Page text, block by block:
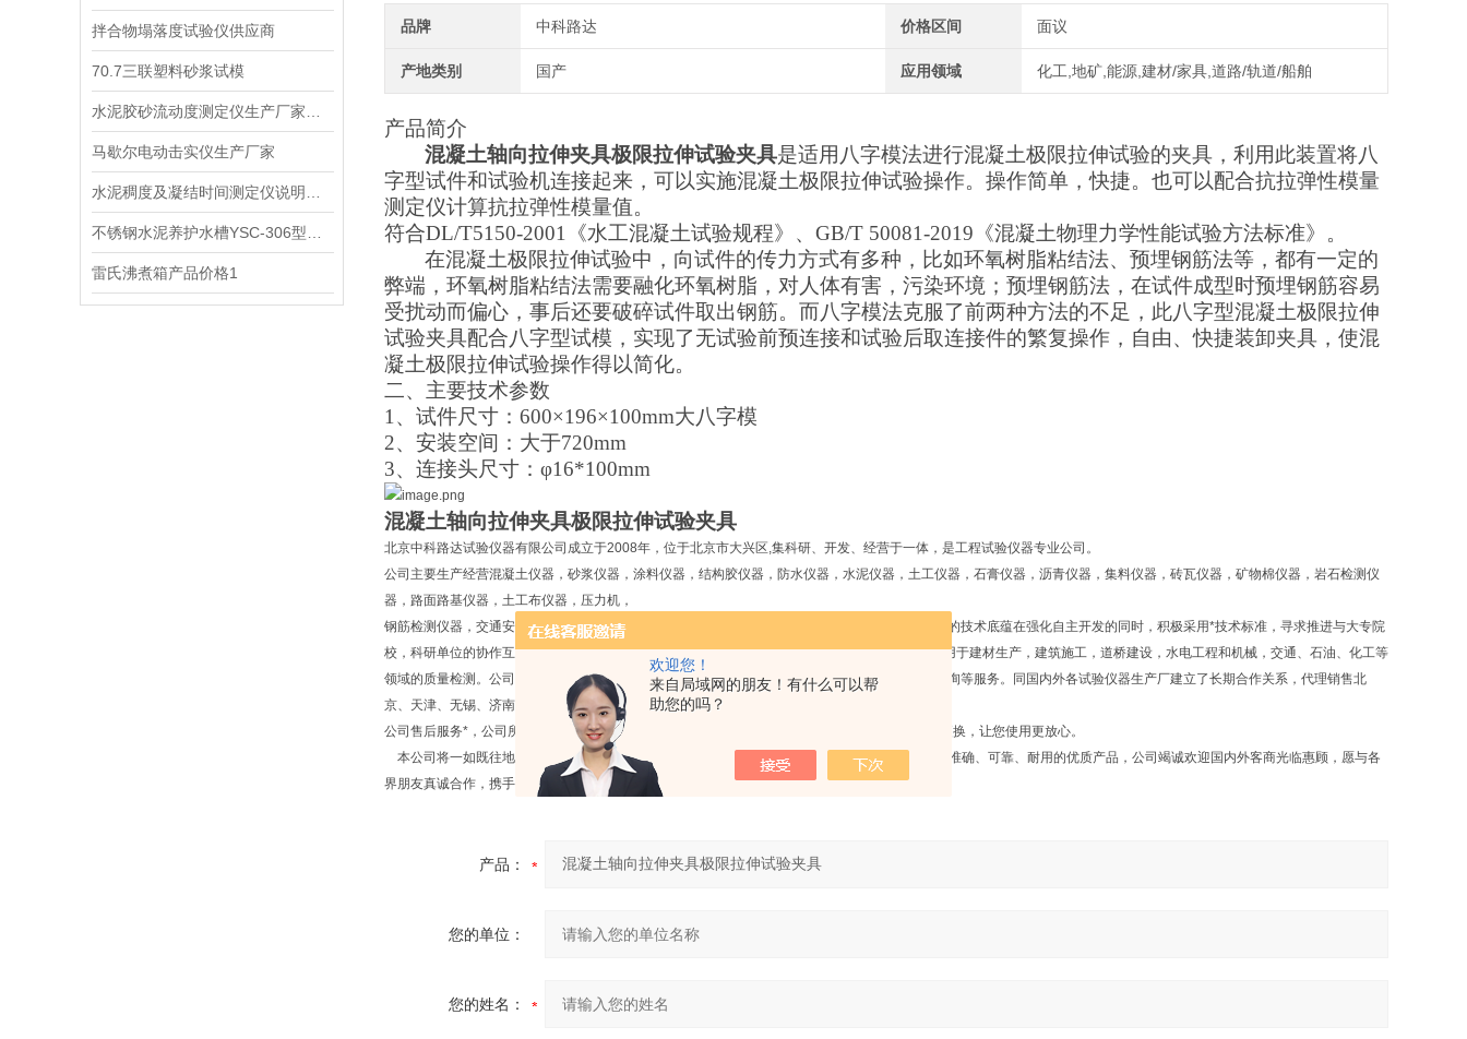
欢迎您！
来自局域网的朋友！有什么可以帮
助您的吗？
拌合物塌落度试验仪供应商
70.7三联塑料砂浆试模
马歇尔电动击实仪生产厂家
雷氏沸煮箱产品价格1
品牌 中科路达 价格区间 面议
产地类别 国产 应用领域 化工,地矿,能源,建材/家具,道路/轨道/船舶
产品简介
混凝土轴向拉伸夹具极限拉伸试验夹具是适用八字模法进行混凝土极限拉伸试验的夹具，利用此装置将八
字型试件和试验机连接起来，可以实施混凝土极限拉伸试验操作。操作简单，快捷。也可以配合抗拉弹性模量
测定仪计算抗拉弹性模量值。
符合DL/T5150-2001《水工混凝土试验规程》、GB/T 50081-2019《混凝土物理力学性能试验方法标准》。
在混凝土极限拉伸试验中，向试件的传力方式有多种，比如环氧树脂粘结法、预埋钢筋法等，都有一定的
弊端，环氧树脂粘结法需要融化环氧树脂，对人体有害，污染环境；预埋钢筋法，在试件成型时预埋钢筋容易
受扰动而偏心，事后还要破碎试件取出钢筋。而八字模法克服了前两种方法的不足，此八字型混凝土极限拉伸
试验夹具配合八字型试模，实现了无试验前预连接和试验后取连接件的繁复操作，自由、快捷装卸夹具，使混
凝土极限拉伸试验操作得以简化。
二、 主要技术参数
1、 试件尺寸： 600×196×100mm大八字模
2、安装空间：大于720mm
3、连接头尺寸：φ16*100mm
混凝土轴向拉伸夹具极限拉伸试验夹具
北京中科路达试验仪器有限公司成立于2008年，位于北京市大兴区,集科研、开发、经营于一体，是工程试验仪器专业公司。
公司主要生产经营混凝土仪器，砂浆仪器，涂料仪器，结构胶仪器，防水仪器，水泥仪器，土工仪器，石膏仪器，沥青仪器，集料仪器，砖瓦仪器，矿物棉仪器，岩石检测仪
器，路面路基仪器，土工布仪器，压力机，
钢筋检测仪器，交通安全仪器，管材检测仪器，电线电缆仪器，橡胶仪器等上千种产品。在以雄厚的技术底蕴在强化自主开发的同时，积极采用*技术标准，寻求推进与大专院
校，科研单位的协作互补，以实现新产品开发的高起点，产品不断*，不断更新。 公司产品已广泛用于建材生产，建筑施工，道桥建设，水电工程和机械，交通、石油、化工等
领域的质量检测。公司承接各种新建试验室的总体规划设计，仪器设备成套供应安装调试，技术咨询等服务。同国内外各试验仪器生产厂建立了长期合作关系，代理销售北
京、天津、无锡、济南等厂家的仪器设备，严把质量关，价格更优惠。
公司售后服务*，公司所售产品质保一年，大件产品均提供免费上门服务，小件产品通过快递维修更换，让您使用更放心。
本公司将一如既往地坚持“诚信经营、服务至上"的经营宗旨，以*的技术，优质的服务为用户提供准确、可靠、耐用的优质产品，公司竭诚欢迎国内外客商光临惠顾，愿与各
界朋友真诚合作，携手共赢。
产品：
您的单位：
您的姓名：